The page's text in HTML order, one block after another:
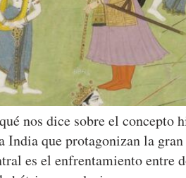
nos dice sobre el
India que protagonizan la
es el enfrentamiento entre